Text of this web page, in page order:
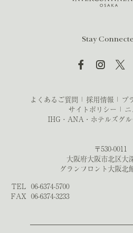
Stay
よくあるご質問 採用情報
プ
サイトポリシー
IHG・ANA・ホテルズグル
〒530-0011
大阪府大阪市北区大
グランフロント大阪北
TEL 06-6374-5700
FAX 06-6374-3233